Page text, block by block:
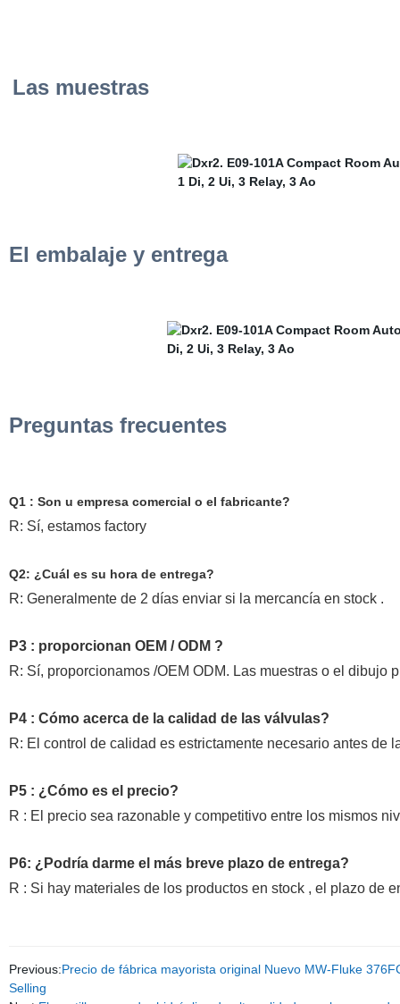
Las muestras
El embalaje y entrega
Preguntas frecuentes
Q1 : Son u empresa comercial o el fabricante?
R: Sí, estamos factory
Q2: ¿Cuál es su hora de entrega?
R: Generalmente de 2 días enviar si la mercancía en stock .
P3 : proporcionan OEM / ODM ?
R: Sí, proporcionamos /OEM ODM. Las muestras o el dibujo
P4 : Cómo acerca de la calidad de las válvulas?
R: El control de calidad es estrictamente necesario antes de
P5 : ¿Cómo es el precio?
R : El precio sea razonable y competitivo entre los mismos
P6: ¿Podría darme el más breve plazo de entrega?
R : Si hay materiales de los productos en stock , el plazo de
Previous:Precio de fábrica mayorista original Nuevo MW-Fluke
Selling